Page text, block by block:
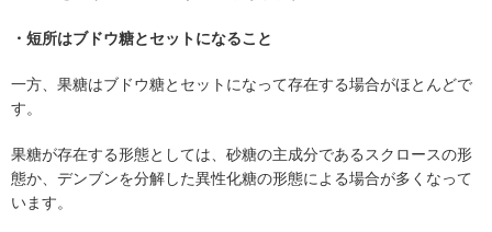
・短所はブドウ糖とセットになること
一方、果糖はブドウ糖とセットになって存在する場合がほとんどで
す。
果糖が存在する形態としては、砂糖の主成分であるスクロースの形
態か、デンブンを分解した異性化糖の形態による場合が多くなって
います。